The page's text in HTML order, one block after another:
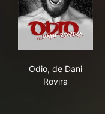
Odio, de Dani
Rovira